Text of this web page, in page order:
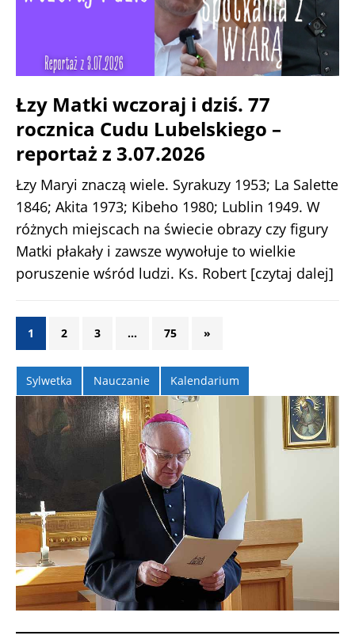
Łzy Matki wczoraj i dziś. 77
rocznica Cudu Lubelskiego –
reportaż z 3.07.2026
Łzy Maryi znaczą wiele. Syrakuzy 1953; La Salette
1846; Akita 1973; Kibeho 1980; Lublin 1949. W
różnych miejscach na świecie obrazy czy figury
Matki płakały i zawsze wywołuje to wielkie
poruszenie wśród ludzi. Ks. Robert [czytaj dalej]
1 2 3 … 75 »
Sylwetka Nauczanie Kalendarium